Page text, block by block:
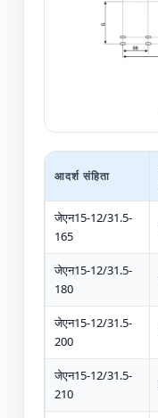
आदर्श संहिता
जेएन15-12/31.5-
165
जेएन15-12/31.5-
180
जेएन15-12/31.5-
200
जेएन15-12/31.5-
210